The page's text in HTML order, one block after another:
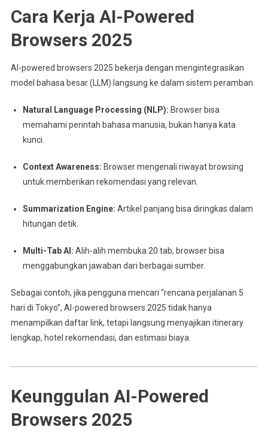
Cara Kerja AI-Powered
Browsers 2025
AI-powered browsers 2025 bekerja dengan mengintegrasikan
model bahasa besar (LLM) langsung ke dalam sistem peramban.
Natural Language Processing (NLP): Browser bisa
memahami perintah bahasa manusia, bukan hanya kata
kunci.
Context Awareness: Browser mengenali riwayat browsing
untuk memberikan rekomendasi yang relevan.
Summarization Engine: Artikel panjang bisa diringkas dalam
hitungan detik.
Multi-Tab AI: Alih-alih membuka 20 tab, browser bisa
menggabungkan jawaban dari berbagai sumber.
Sebagai contoh, jika pengguna mencari “rencana perjalanan 5
hari di Tokyo”, AI-powered browsers 2025 tidak hanya
menampilkan daftar link, tetapi langsung menyajikan itinerary
lengkap, hotel rekomendasi, dan estimasi biaya.
Keunggulan AI-Powered
Browsers 2025